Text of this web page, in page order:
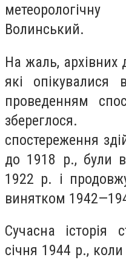
Волинський.
На жаль, архівних
які опікувалися
проведенням
збереглося.
спостереження
до 1918 р., були
1922 р. і
винятком
Сучасна історія
січня 1944 р.,